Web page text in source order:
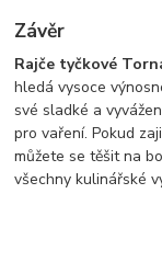
Závěr
Rajče tyčkové
hledá vysoce
své sladké a
pro vaření. Pokud
můžete se těšit na
všechny kulinářské